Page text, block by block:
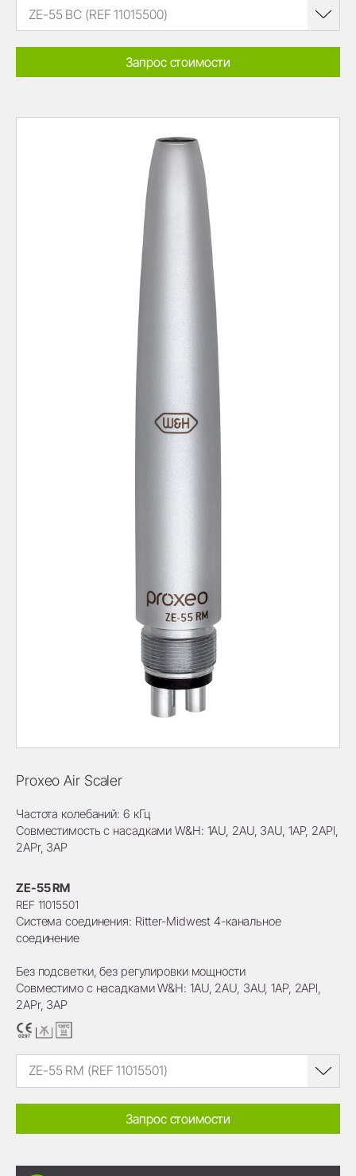
ZE-55 BC (REF 11015500)
Запрос стоимости
Proxeo Air Scaler
Частота колебаний: 6 кГц
Совместимость с насадками W&H: 1AU, 2AU, 3AU, 1AP, 2APl,
2APr, 3AP
ZE-55 RM
REF 11015501
Система соединения: Ritter-Midwest 4-канальное
соединение
Без подсветки, без регулировки мощности
Совместимо с насадками W&H: 1AU, 2AU, 3AU, 1AP, 2APl,
2APr, 3AP
ZE-55 RM (REF 11015501)
Запрос стоимости